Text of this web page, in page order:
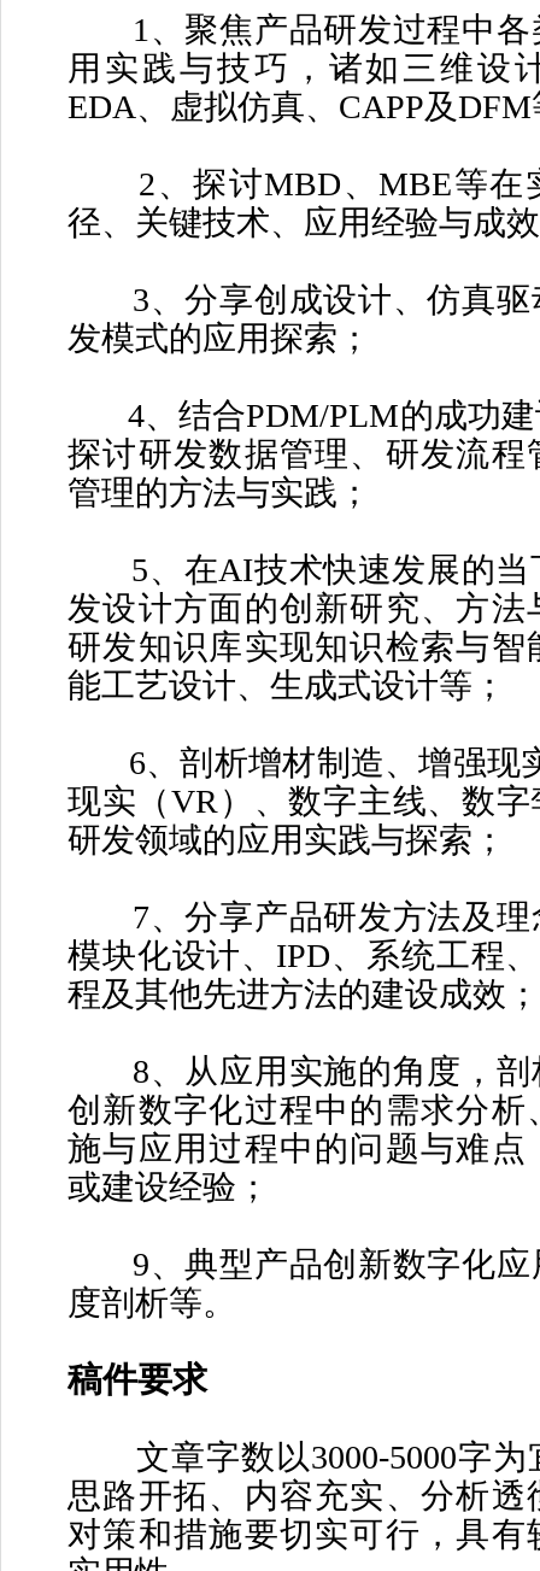
1、聚焦产品研发过程中各
用实践与技巧，诸如三维设
EDA、虚拟仿真、CAPP及
2、探讨MBD、MBE等在
径、关键技术、应用经验与成
3、分享创成设计、仿真驱
发模式的应用探索；
4、结合PDM/PLM的成功建
探讨研发数据管理、研发流程
管理的方法与实践；
5、在AI技术快速发展的当
发设计方面的创新研究、方法
研发知识库实现知识检索与智
能工艺设计、生成式设计等；
6、剖析增材制造、增强现
现实（VR）、数字主线、数
研发领域的应用实践与探索；
7、分享产品研发方法及理
模块化设计、IPD、系统工程
程及其他先进方法的建设成效；
8、从应用实施的角度，剖
创新数字化过程中的需求分析
施与应用过程中的问题与难点
或建设经验；
9、典型产品创新数字化应
度剖析等。
稿件要求
文章字数以3000-5000字为
思路开拓、内容充实、分析透
对策和措施要切实可行，具有